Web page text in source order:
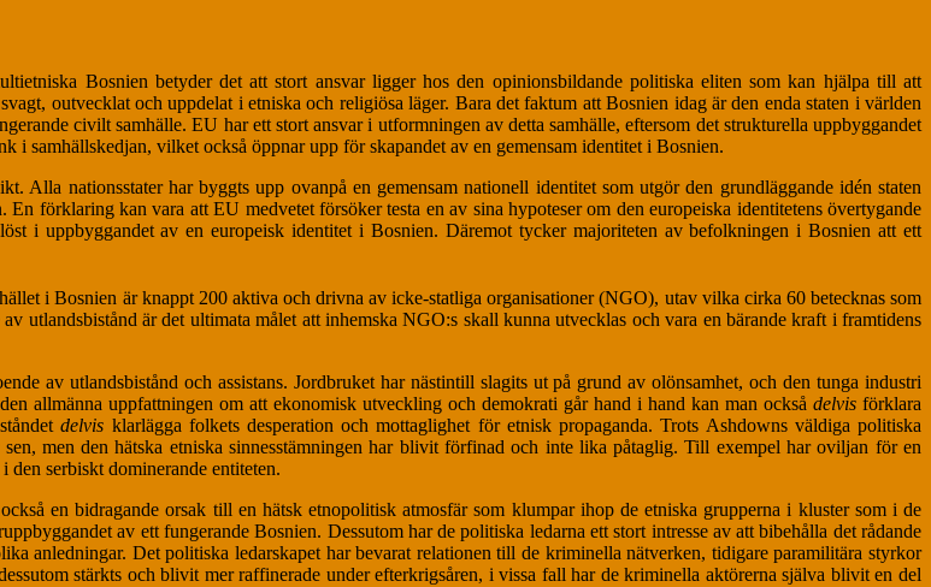
Bosnien betyder det att stort ansvar ligger hos den opinionsbildande politiska eliten som kan hjälpa till att
outvecklat och uppdelat i etniska och religiösa läger. Bara det faktum att Bosnien idag är den enda staten i världen
civilt samhälle. EU har ett stort ansvar i utformningen av detta samhälle, eftersom det strukturella uppbyggandet
i samhällskedjan, vilket också öppnar upp för skapandet av en gemensam identitet i Bosnien.
Alla nationsstater har byggts upp ovanpå en gemensam nationell identitet som utgör den grundläggande idén staten
förklaring kan vara att EU medvetet försöker testa en av sina hypoteser om den europeiska identitetens övertygande
i uppbyggandet av en europeisk identitet i Bosnien. Däremot tycker majoriteten av befolkningen i Bosnien att ett
i Bosnien är knappt 200 aktiva och drivna av icke-statliga organisationer (NGO), utav vilka cirka 60 betecknas som
utlandsbistånd är det ultimata målet att inhemska NGO:s skall kunna utvecklas och vara en bärande kraft i framtidens
av utlandsbistånd och assistans. Jordbruket har nästintill slagits ut på grund av olönsamhet, och den tunga industri
allmänna uppfattningen om att ekonomisk utveckling och demokrati går hand i hand kan man också delvis förklara
delvis klarlägga folkets desperation och mottaglighet för etnisk propaganda. Trots Ashdowns väldiga politiska
men den hätska etniska sinnesstämningen har blivit förfinad och inte lika påtaglig. Till exempel har oviljan för en
serbiskt dominerande entiteten.
en bidragande orsak till en hätsk etnopolitisk atmosfär som klumpar ihop de etniska grupperna i kluster som i de
av ett fungerande Bosnien. Dessutom har de politiska ledarna ett stort intresse av att bibehålla det rådande
anledningar. Det politiska ledarskapet har bevarat relationen till de kriminella nätverken, tidigare paramilitära styrkor
stärkts och blivit mer raffinerade under efterkrigsåren, i vissa fall har de kriminella aktörerna själva blivit en del